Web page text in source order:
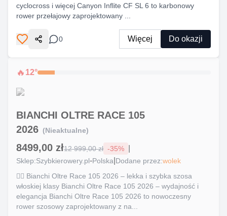
cyclocross i więcej Canyon Inflite CF SL 6 to karbonowy
rower przełajowy zaprojektowany ...
Udostępnij
0 Więcej Do okazji
🔥 12°
BIANCHI OLTRE RACE 105
2026 (Nieaktualne)
8499,00 zł12 999,00 zł -35%
Sklep:Szybkierowery.pl-Polska Dodane przez:wolek
🚴‍♂️ Bianchi Oltre Race 105 2026 – lekka i szybka szosa
włoskiej klasy Bianchi Oltre Race 105 2026 – wydajność i
elegancja Bianchi Oltre Race 105 2026 to nowoczesny
rower szosowy zaprojektowany z na...